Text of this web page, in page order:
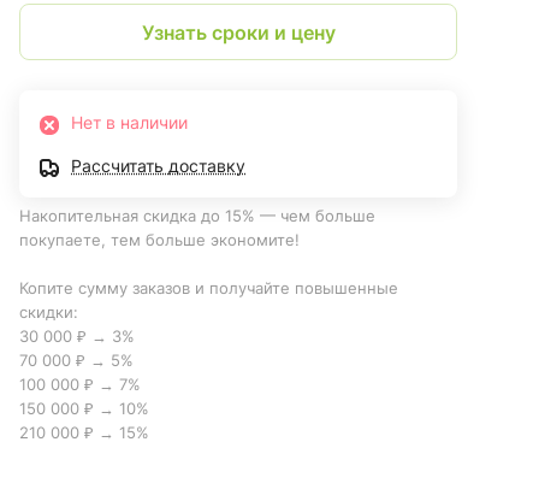
Узнать сроки и цену
Нет в наличии
Рассчитать доставку
Накопительная скидка до 15% — чем больше
покупаете, тем больше экономите!
Копите сумму заказов и получайте повышенные
скидки:
30 000 ₽ → 3%
70 000 ₽ → 5%
100 000 ₽ → 7%
150 000 ₽ → 10%
210 000 ₽ → 15%